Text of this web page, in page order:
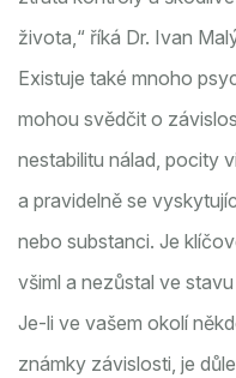
života,“ říká Dr. Ivan
Existuje také mnoho
mohou svědčit o
nestabilitu nálad, pocity
a pravidelně se
nebo substanci. Je
všiml a nezůstal ve
Je-li ve vašem okolí
známky závislosti, je